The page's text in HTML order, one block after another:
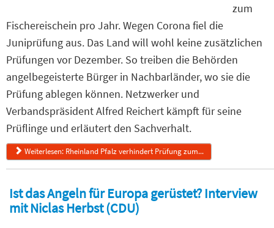
zum
Fischereischein pro Jahr. Wegen Corona fiel die
Juniprüfung aus. Das Land will wohl keine zusätzlichen
Prüfungen vor Dezember. So treiben die Behörden
angelbegeisterte Bürger in Nachbarländer, wo sie die
Prüfung ablegen können. Netzwerker und
Verbandspräsident Alfred Reichert kämpft für seine
Prüflinge und erläutert den Sachverhalt.
Weiterlesen: Rheinland Pfalz verhindert Prüfung zum...
Ist das Angeln für Europa gerüstet? Interview
mit Niclas Herbst (CDU)